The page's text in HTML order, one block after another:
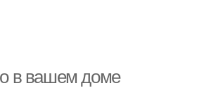
в вашем доме